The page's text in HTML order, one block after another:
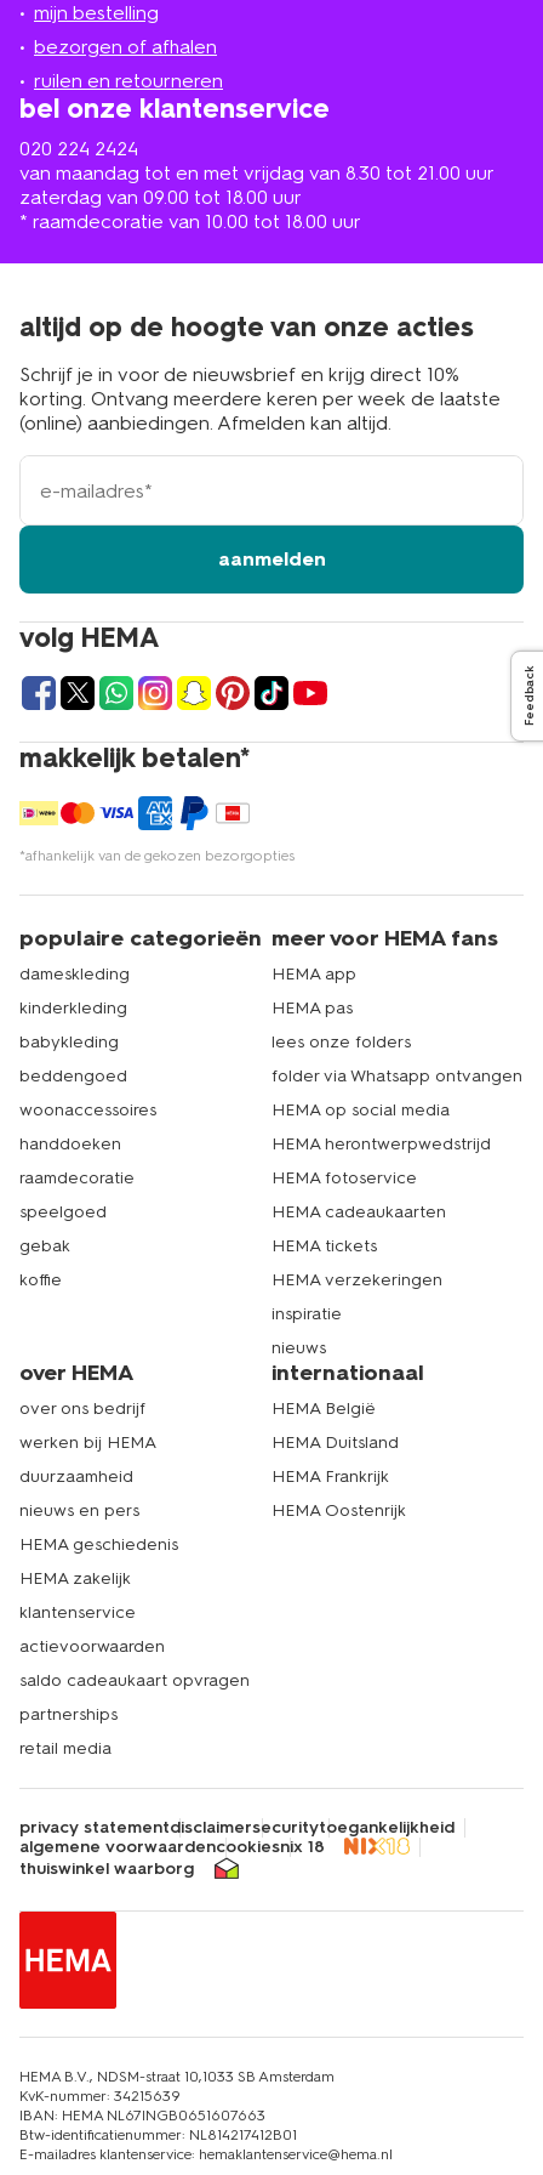
mijn bestelling
bezorgen of afhalen
ruilen en retourneren
bel onze klantenservice
020 224 2424
van maandag tot en met vrijdag van 8.30 tot 21.00 uur
zaterdag van 09.00 tot 18.00 uur
* raamdecoratie van 10.00 tot 18.00 uur
in
de
buurt
volg HEMA
makkelijk betalen*
*afhankelijk van de gekozen bezorgopties
altijd op de hoogte van onze acties
Schrijf je in voor de nieuwsbrief en krijg direct 10%
korting. Ontvang meerdere keren per week de laatste
(online) aanbiedingen. Afmelden kan altijd.
e-
mailadres
aanmelden
populaire categorieën
dameskleding
kinderkleding
babykleding
beddengoed
woonaccessoires
handdoeken
raamdecoratie
speelgoed
gebak
koffie
meer voor HEMA fans
HEMA app
HEMA pas
lees onze folders
folder via Whatsapp ontvangen
HEMA op social media
HEMA herontwerpwedstrijd
HEMA fotoservice
HEMA cadeaukaarten
HEMA tickets
HEMA verzekeringen
inspiratie
nieuws
over HEMA
over ons bedrijf
werken bij HEMA
duurzaamheid
nieuws en pers
HEMA geschiedenis
HEMA zakelijk
klantenservice
actievoorwaarden
saldo cadeaukaart opvragen
partnerships
retail media
internationaal
HEMA België
HEMA Duitsland
HEMA Frankrijk
HEMA Oostenrijk
privacy statementdisclaimersecuritytoegankelijkheid
algemene voorwaardencookiesnix 18
thuiswinkel waarborg
HEMA B.V., NDSM-straat 10,1033 SB Amsterdam
KvK-nummer: 34215639
IBAN: HEMA NL67INGB0651607663
Btw-identificatienummer: NL814217412B01
E-mailadres klantenservice: hemaklantenservice@hema.nl
Feedback